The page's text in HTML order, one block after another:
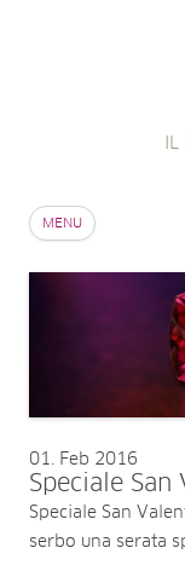
MENU
01 Feb 2016
Speciale San
Speciale San
serbo una serata